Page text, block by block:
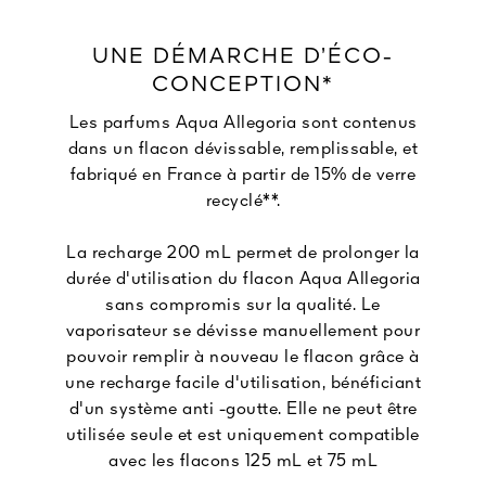
UNE DÉMARCHE D’ÉCO-
CONCEPTION*
Les parfums Aqua Allegoria sont contenus
dans un flacon dévissable, remplissable, et
fabriqué en France à partir de 15% de verre
recyclé**.
La recharge 200 mL permet de prolonger la
durée d'utilisation du flacon Aqua Allegoria
sans compromis sur la qualité. Le
vaporisateur se dévisse manuellement pour
pouvoir remplir à nouveau le flacon grâce à
une recharge facile d'utilisation, bénéficiant
d'un système anti -goutte. Elle ne peut être
utilisée seule et est uniquement compatible
avec les flacons 125 mL et 75 mL